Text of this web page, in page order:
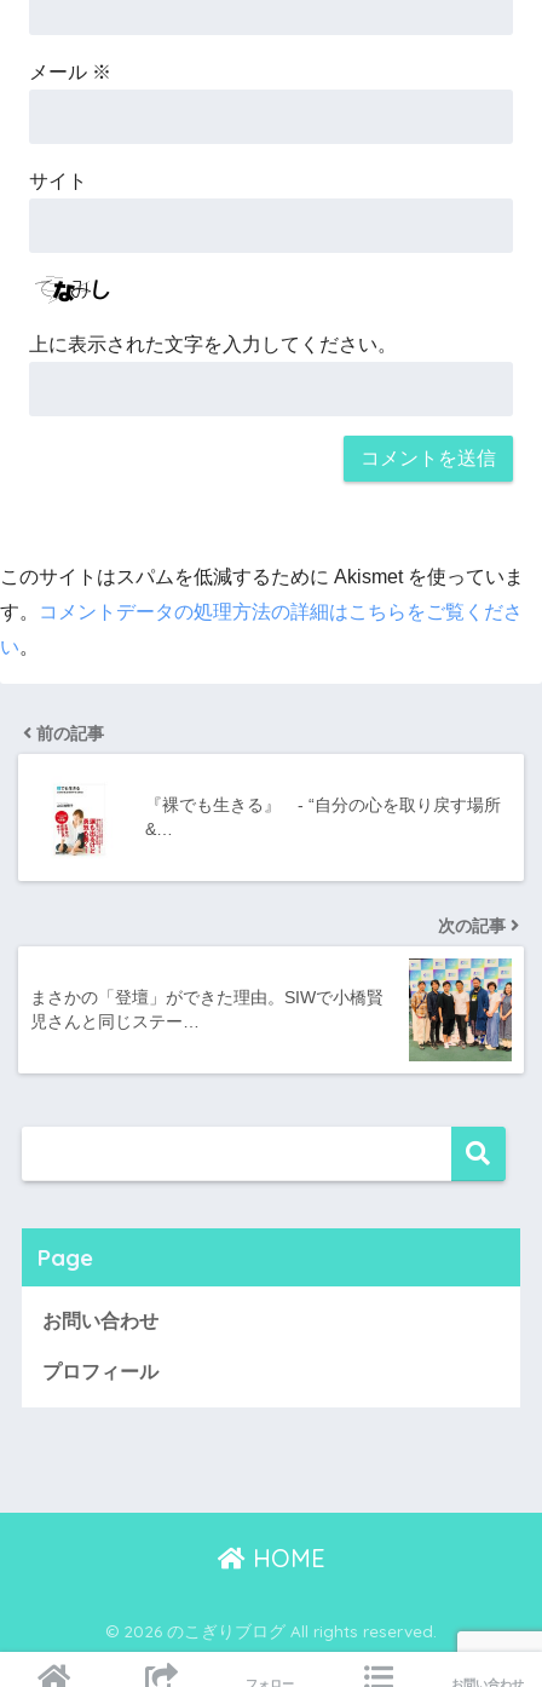
メール ※
サイト
上に表示された文字を入力してください。
このサイトはスパムを低減するために Akismet を使っていま
す。
コメントデータの処理方法の詳細はこちらをご覧くださ
い。
前の記事
『裸でも生きる』 - “自分の心を取り戻す場所
&…
次の記事
まさかの「登壇」ができた理由。SIWで小橋賢
児さんと同じステー…
Page
お問い合わせ
プロフィール
HOME
© 2026 のこぎりブログ All rights reserved.
フォロー お問い合わせ